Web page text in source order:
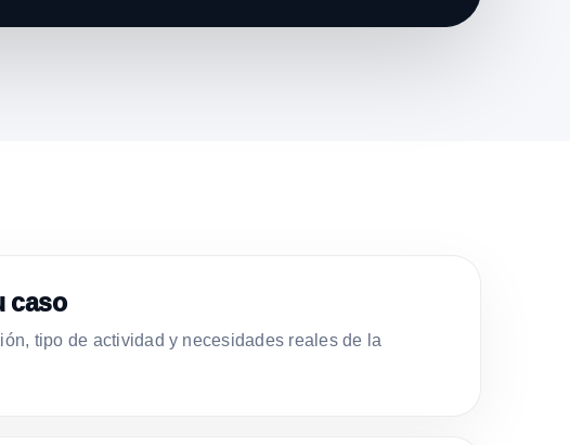
caso
tipo de actividad y necesidades reales de la